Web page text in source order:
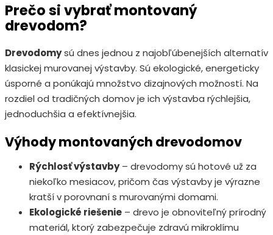
Prečo si vybrať montovaný
drevodom?
Drevodomysú dnes jednou z najobľúbenejších alternatív
klasickej murovanej výstavby. Sú ekologické, energeticky
úsporné a ponúkajú množstvo dizajnových možností. Na
rozdiel od tradičných domov je ich výstavba rýchlejšia,
jednoduchšia a efektívnejšia.
Výhody montovaných drevodomov
Rýchlosť výstavby– drevodomy sú hotové už za
niekoľko mesiacov, pričom čas výstavby je výrazne
kratší v porovnaní s murovanými domami.
Ekologické riešenie – drevo je obnoviteľný prírodný
materiál, ktorý zabezpečuje zdravú mikroklímu